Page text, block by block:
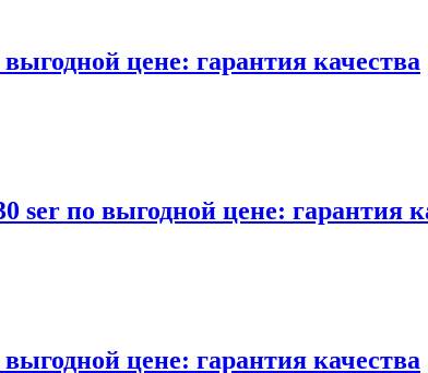
цене: гарантия качества
по выгодной цене: гарантия
цене: гарантия качества